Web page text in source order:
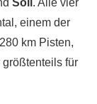
Söll . Alle vier
einem der
km Pisten,
größtenteils für